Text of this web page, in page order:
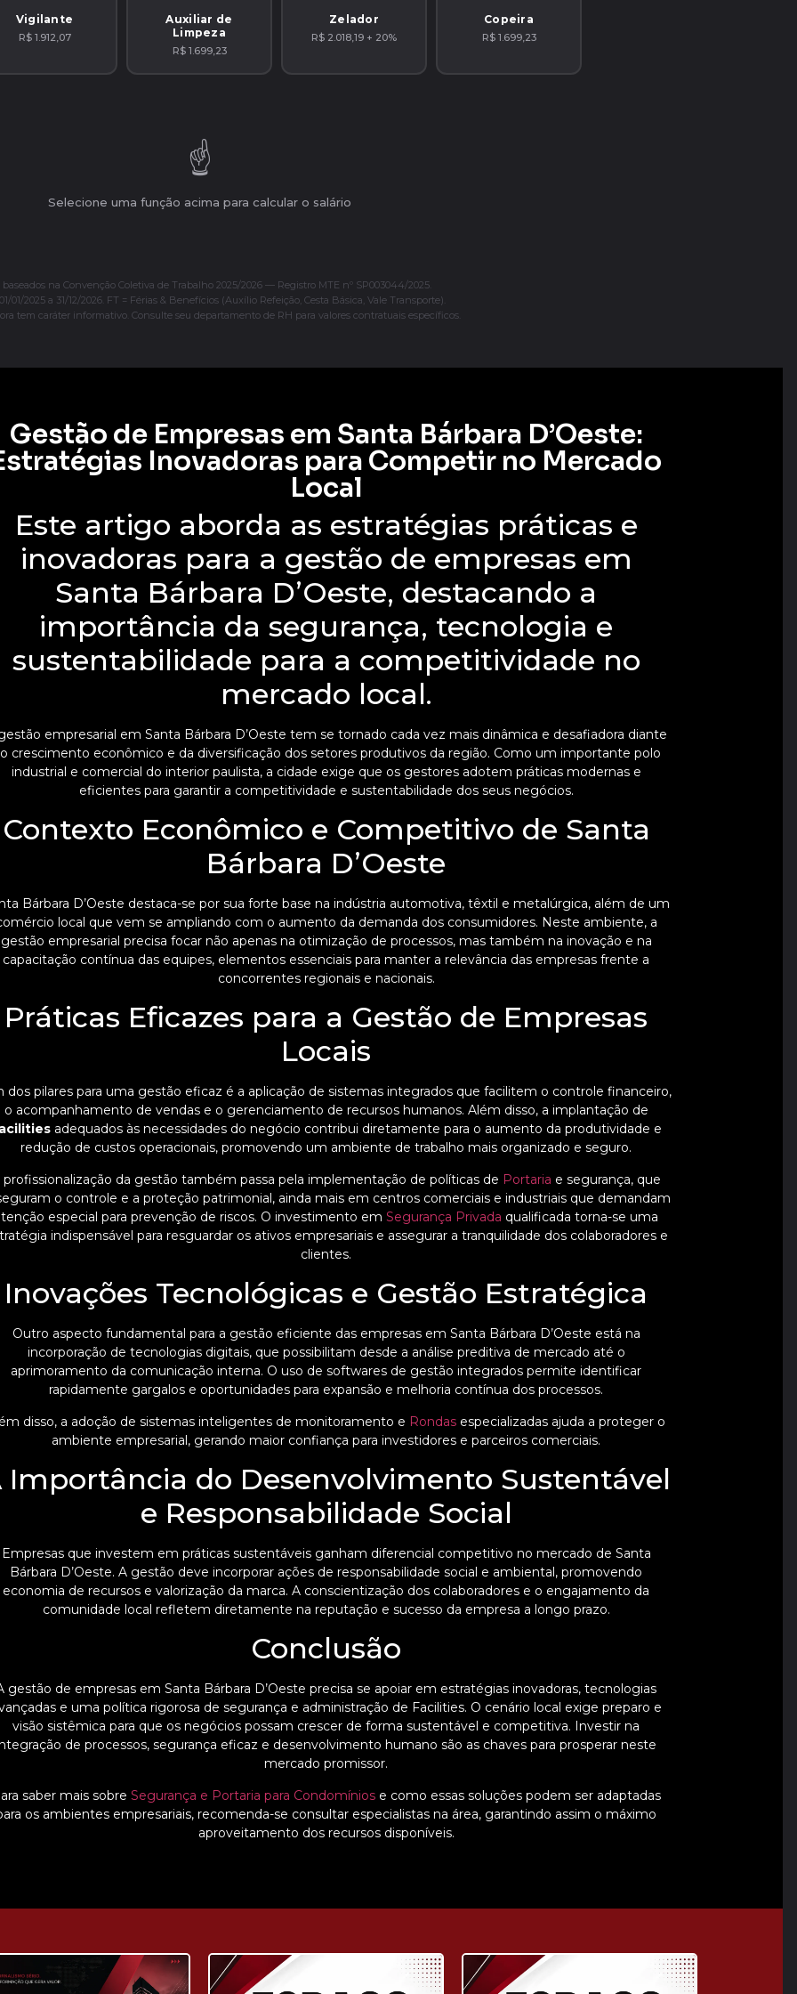
Vigilante
R$ 1.912,07
Auxiliar de
Limpeza
R$ 1.699,23
Zelador
R$ 2.018,19 + 20%
Copeira
R$ 1.699,23
☝️
Selecione uma função acima para calcular o salário
baseados na Convenção Coletiva de Trabalho 2025/2026 — Registro MTE nº SP003044/2025.
01/2025 a 31/12/2026. FT = Férias & Benefícios (Auxílio Refeição, Cesta Básica, Vale Transporte).
tem caráter informativo. Consulte seu departamento de RH para valores contratuais específicos.
Gestão de Empresas em Santa Bárbara D’Oeste:
Inovadoras para Competir no Mercado
Local
Este artigo aborda as estratégias práticas e
inovadoras para a gestão de empresas em
Santa Bárbara D’Oeste, destacando a
importância da segurança, tecnologia e
sustentabilidade para a competitividade no
mercado local.
empresarial em Santa Bárbara D’Oeste tem se tornado cada vez mais dinâmica e desafiadora diante
crescimento econômico e da diversificação dos setores produtivos da região. Como um importante polo
industrial e comercial do interior paulista, a cidade exige que os gestores adotem práticas modernas e
eficientes para garantir a competitividade e sustentabilidade dos seus negócios.
Contexto Econômico e Competitivo de Santa
Bárbara D’Oeste
Bárbara D’Oeste destaca-se por sua forte base na indústria automotiva, têxtil e metalúrgica, além de um
local que vem se ampliando com o aumento da demanda dos consumidores. Neste ambiente, a
gestão empresarial precisa focar não apenas na otimização de processos, mas também na inovação e na
capacitação contínua das equipes, elementos essenciais para manter a relevância das empresas frente a
concorrentes regionais e nacionais.
Práticas Eficazes para a Gestão de Empresas
Locais
dos pilares para uma gestão eficaz é a aplicação de sistemas integrados que facilitem o controle financeiro,
o acompanhamento de vendas e o gerenciamento de recursos humanos. Além disso, a implantação de
adequados às necessidades do negócio contribui diretamente para o aumento da produtividade e
redução de custos operacionais, promovendo um ambiente de trabalho mais organizado e seguro.
profissionalização da gestão também passa pela implementação de políticas de Portaria e segurança, que
o controle e a proteção patrimonial, ainda mais em centros comerciais e industriais que demandam
especial para prevenção de riscos. O investimento em Segurança Privada qualificada torna-se uma
indispensável para resguardar os ativos empresariais e assegurar a tranquilidade dos colaboradores e
clientes.
Inovações Tecnológicas e Gestão Estratégica
Outro aspecto fundamental para a gestão eficiente das empresas em Santa Bárbara D’Oeste está na
incorporação de tecnologias digitais, que possibilitam desde a análise preditiva de mercado até o
aprimoramento da comunicação interna. O uso de softwares de gestão integrados permite identificar
rapidamente gargalos e oportunidades para expansão e melhoria contínua dos processos.
disso, a adoção de sistemas inteligentes de monitoramento e Rondas especializadas ajuda a proteger o
ambiente empresarial, gerando maior confiança para investidores e parceiros comerciais.
Importância do Desenvolvimento Sustentável
e Responsabilidade Social
Empresas que investem em práticas sustentáveis ganham diferencial competitivo no mercado de Santa
Bárbara D’Oeste. A gestão deve incorporar ações de responsabilidade social e ambiental, promovendo
economia de recursos e valorização da marca. A conscientização dos colaboradores e o engajamento da
comunidade local refletem diretamente na reputação e sucesso da empresa a longo prazo.
Conclusão
gestão de empresas em Santa Bárbara D’Oeste precisa se apoiar em estratégias inovadoras, tecnologias
e uma política rigorosa de segurança e administração de Facilities. O cenário local exige preparo e
visão sistêmica para que os negócios possam crescer de forma sustentável e competitiva. Investir na
de processos, segurança eficaz e desenvolvimento humano são as chaves para prosperar neste
mercado promissor.
saber mais sobre Segurança e Portaria para Condomínios e como essas soluções podem ser adaptadas
os ambientes empresariais, recomenda-se consultar especialistas na área, garantindo assim o máximo
aproveitamento dos recursos disponíveis.